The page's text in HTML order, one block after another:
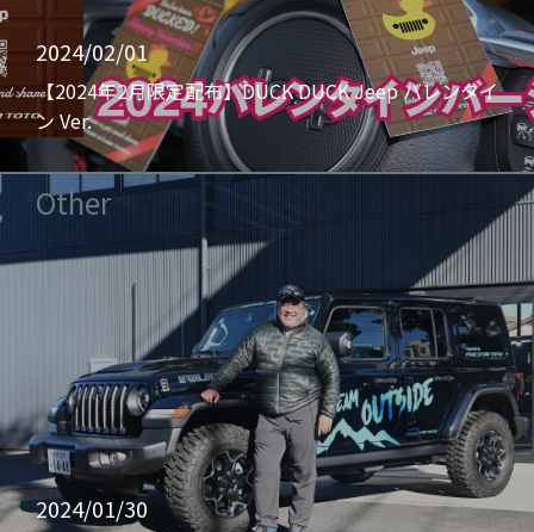
2024/02/01
【2024年2月限定配布】DUCK DUCK Jeep バレンタイ
ン Ver.
Other
2024/01/30